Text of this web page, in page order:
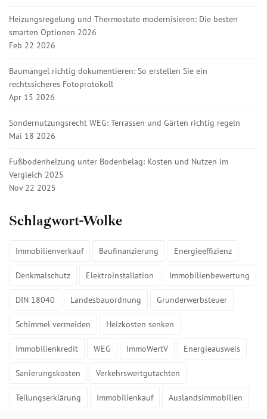
Heizungsregelung und Thermostate modernisieren: Die besten
smarten Optionen 2026
Feb 22 2026
Baumängel richtig dokumentieren: So erstellen Sie ein
rechtssicheres Fotoprotokoll
Apr 15 2026
Sondernutzungsrecht WEG: Terrassen und Gärten richtig regeln
Mai 18 2026
Fußbodenheizung unter Bodenbelag: Kosten und Nutzen im
Vergleich 2025
Nov 22 2025
Schlagwort-Wolke
Immobilienverkauf Baufinanzierung Energieeffizienz
Denkmalschutz Elektroinstallation Immobilienbewertung
DIN 18040 Landesbauordnung Grunderwerbsteuer
Schimmel vermeiden Heizkosten senken
Immobilienkredit WEG ImmoWertV Energieausweis
Sanierungskosten Verkehrswertgutachten
Teilungserklärung Immobilienkauf Auslandsimmobilien